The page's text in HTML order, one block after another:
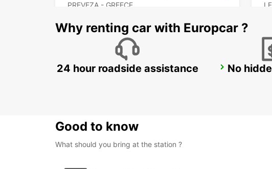
PREVEZA - GREECE
OHRID METROPOL LAKE RESORT
Why renting car with Europcar ?
24 hour roadside assistance No
Good to know
What should you bring at the station ?